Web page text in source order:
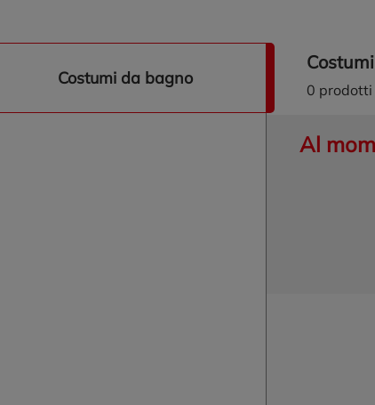
naviga/filtra costumi da bagno
costumi da bagno
0
Al